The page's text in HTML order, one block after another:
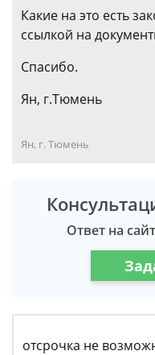
Какие на это есть
ссылкой на
Спасибо.
Ян, г.Тюмень
Ян, г. Тюмень
Ответ на
отсрочка не